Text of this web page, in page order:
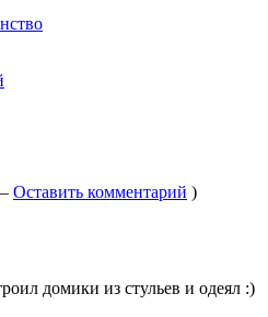
Оставить комментарий )
домики из стульев и одеял :)